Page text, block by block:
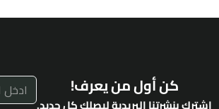
كن أول من يعرف!
اشترك بنشرتنا البريدية ليصلك كل جديد.